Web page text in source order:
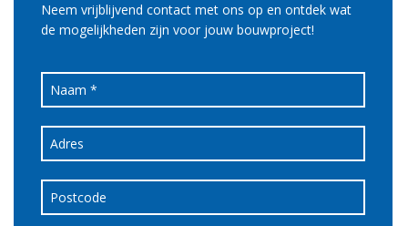
Neem vrijblijvend contact met ons op en ontdek wat
de mogelijkheden zijn voor jouw bouwproject!